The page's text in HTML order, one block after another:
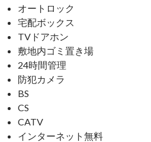
オートロック
宅配ボックス
TVドアホン
敷地内ゴミ置き場
24時間管理
防犯カメラ
BS
CS
CATV
インターネット無料